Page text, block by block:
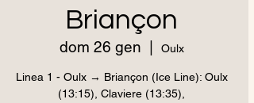
Briançon
dom 26 gen Oulx
Linea 1 - Oulx → Briançon (Ice Line): Oulx
(13:15), Claviere (13:35),